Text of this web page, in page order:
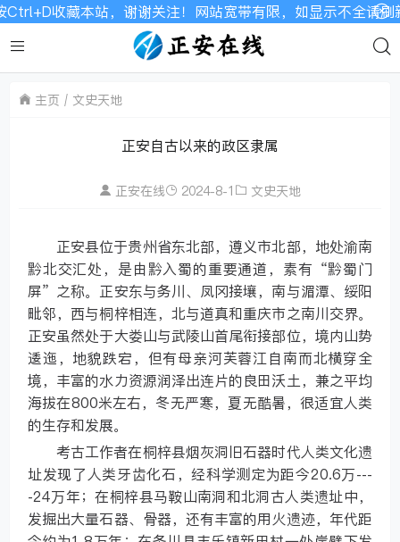
收藏本站，谢谢关注！网站宽带有限，如显示不全请刷新
主页 文史天地
正安自古以来的政区隶属
正安在线 2024-8-1 文史天地
正安县位于贵州省东北部，遵义市北部，地处渝南
黔北交汇处，是由黔入蜀的重要通道，素有“黔蜀门
屏”之称。正安东与务川、凤冈接壤，南与湄潭、绥阳
毗邻，西与桐梓相连，北与道真和重庆市之南川交界。
正安虽然处于大娄山与武陵山首尾衔接部位，境内山势
逶迤，地貌跌宕，但有母亲河芙蓉江自南而北横穿全
境，丰富的水力资源润泽出连片的良田沃土，兼之平均
海拔在800米左右，冬无严寒，夏无酷暑，很适宜人类
的生存和发展。
考古工作者在桐梓县烟灰洞旧石器时代人类文化遗
址发现了人类牙齿化石，经科学测定为距今20.6万---
-24万年；在桐梓县马鞍山南洞和北洞古人类遗址中，
发掘出大量石器、骨器，还有丰富的用火遗迹，年代距